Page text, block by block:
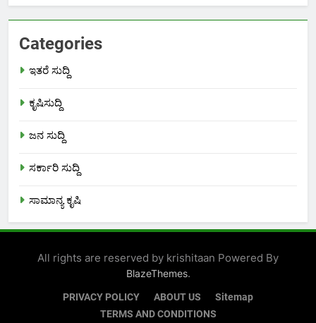
Categories
ಇತರೆ ಸುದ್ದಿ
ಕೃಷಿಸುದ್ದಿ
ಜನ ಸುದ್ದಿ
ಸರ್ಕಾರಿ ಸುದ್ದಿ
ಸಾಮಾನ್ಯ ಕೃಷಿ
All rights are reserved by krishitaan Powered By
BlazeThemes.
PRIVACY POLICY ABOUT US
Sitemap
TERMS AND CONDITIONS